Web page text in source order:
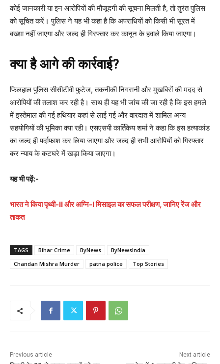
कोई जानकारी या इन आरोपियों की मौजूदगी की सूचना मिलती है, तो तुरंत पुलिस
को सूचित करें। पुलिस ने यह भी कहा है कि अपराधियों को किसी भी सूरत में
बख्शा नहीं जाएगा और जल्द ही गिरफ्तार कर कानून के हवाले किया जाएगा।
क्या है आगे की कार्रवाई?
फिलहाल पुलिस सीसीटीवी फुटेज, तकनीकी निगरानी और मुखबिरों की मदद से
आरोपियों की तलाश कर रही है। साथ ही यह भी जांच की जा रही है कि इस हमले
में इस्तेमाल की गई हथियार कहां से लाई गई और वारदात में शामिल अन्य
सहयोगियों की भूमिका क्या रही। एसएसपी कार्तिकेय शर्मा ने कहा कि इस हत्याकांड
का जल्द ही पर्दाफाश कर लिया जाएगा और जल्द ही सभी आरोपियों को गिरफ्तार
कर न्याय के कटघरे में खड़ा किया जाएगा।
यह भी पढ़ें:-
भारत ने किया पृथ्वी-II और अग्नि-I मिसाइल का सफल परीक्षण, जानिए रेंज और
ताकत
TAGS Bihar Crime ByNews
ByNewsIndia
Chandan Mishra Murder
patna police Top Stories
Previous article Next article